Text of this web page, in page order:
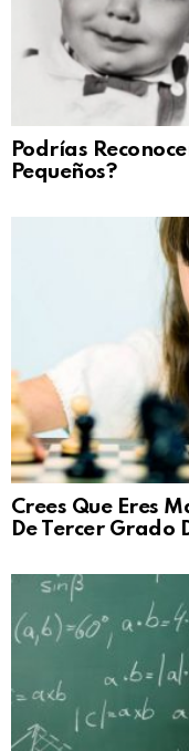
Podrías
Pequeños?
Crees Que Eres
De Tercer Grado